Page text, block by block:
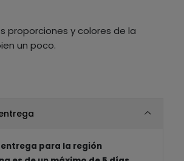
proporciones y colores de la
un poco.
para la región